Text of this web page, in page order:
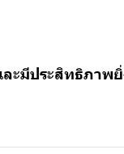
ะมีประสิทธิภา